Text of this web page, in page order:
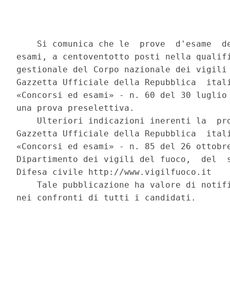
Si comunica che le  prove  d'esame
esami, a centoventotto posti nella
gestionale del Corpo nazionale dei
Gazzetta Ufficiale della Repubblica
«Concorsi ed esami» - n. 60 del 30 luglio
una prova preselettiva.
Ulteriori indicazioni inerenti la
Gazzetta Ufficiale della Repubblica
«Concorsi ed esami» - n. 85 del 26
Dipartimento dei vigili del fuoco,  del
Difesa civile http://www.vigilfuoco.it
Tale pubblicazione ha valore di
nei confronti di tutti i candidati.